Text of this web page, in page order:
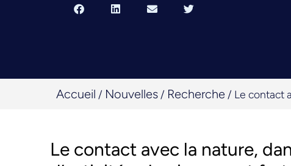
Accueil / Nouvelles / Recherche / Le contact
Le contact avec la nature,